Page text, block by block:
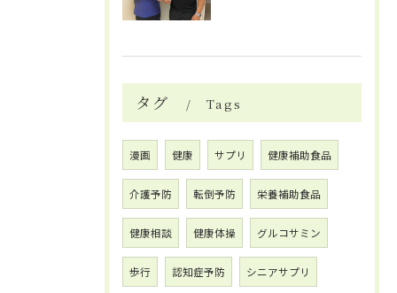
タグ Tags
漫画 健康 サプリ 健康補助食品
介護予防 転倒予防 栄養補助食品
健康相談 健康体操 グルコサミン
歩行 認知症予防 シニアサプリ